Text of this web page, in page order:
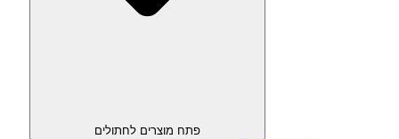
פתח מוצרים לחתולים